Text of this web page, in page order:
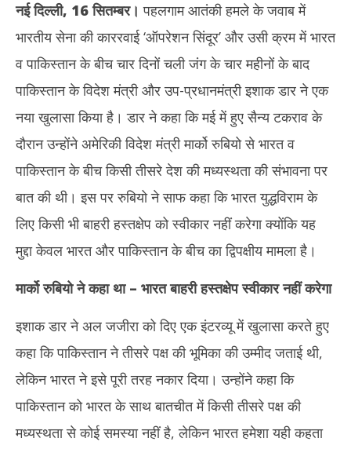
NOW VIEWING
भारत ने नहीं माना था अमेरिकी प्रस्ताव – पाक डिप्टी पीएम इशाक डार के खुलासे से
ट्रंप के दावे की खुली पोल
September
16, 2025
नई दिल्ली, 16 सितम्बर। पहलगाम आतंकी हमले के जवाब में
भारतीय सेना की काररवाई ‘ऑपरेशन सिंदूर’ और उसी क्रम में भारत
व पाकिस्तान के बीच चार दिनों चली जंग के चार महीनों के बाद
पाकिस्तान के विदेश मंत्री और उप-प्रधानमंत्री इशाक डार ने एक
नया खुलासा किया है। डार ने कहा कि मई में हुए सैन्य टकराव के
दौरान उन्होंने अमेरिकी विदेश मंत्री मार्को रुबियो से भारत व
पाकिस्तान के बीच किसी तीसरे देश की मध्यस्थता की संभावना पर
बात की थी। इस पर रुबियो ने साफ कहा कि भारत युद्धविराम के
लिए किसी भी बाहरी हस्तक्षेप को स्वीकार नहीं करेगा क्योंकि यह
मुद्दा केवल भारत और पाकिस्तान के बीच का द्विपक्षीय मामला है।
मार्को रुबियो ने कहा था – भारत बाहरी हस्तक्षेप स्वीकार नहीं करेगा
इशाक डार ने अल जजीरा को दिए एक इंटरव्यू में खुलासा करते हुए
कहा कि पाकिस्तान ने तीसरे पक्ष की भूमिका की उम्मीद जताई थी,
लेकिन भारत ने इसे पूरी तरह नकार दिया। उन्होंने कहा कि
पाकिस्तान को भारत के साथ बातचीत में किसी तीसरे पक्ष की
मध्यस्थता से कोई समस्या नहीं है, लेकिन भारत हमेशा यही कहता